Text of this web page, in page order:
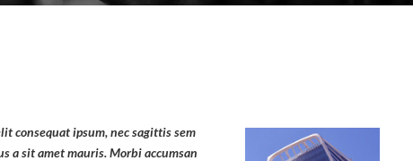
consequat ipsum, nec sagittis sem
a sit amet mauris. Morbi accumsan